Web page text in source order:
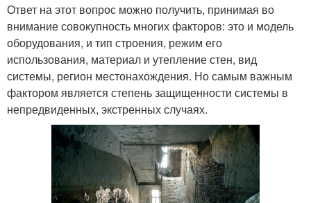
Ответ на этот вопрос можно получить, принимая во
внимание совокупность многих факторов: это и модель
оборудования, и тип строения, режим его
использования, материал и утепление стен, вид
системы, регион местонахождения. Но самым важным
фактором является степень защищенности системы в
непредвиденных, экстренных случаях.